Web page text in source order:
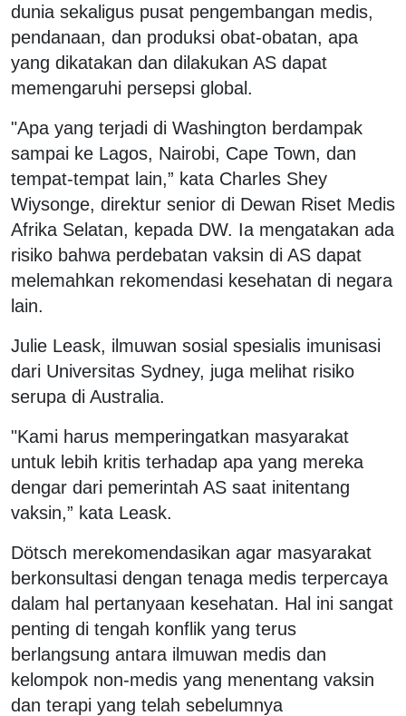
dunia sekaligus pusat pengembangan medis,
pendanaan, dan produksi obat-obatan, apa
yang dikatakan dan dilakukan AS dapat
memengaruhi persepsi global.
"Apa yang terjadi di Washington berdampak
sampai ke Lagos, Nairobi, Cape Town, dan
tempat-tempat lain,” kata Charles Shey
Wiysonge, direktur senior di Dewan Riset Medis
Afrika Selatan, kepada DW. Ia mengatakan ada
risiko bahwa perdebatan vaksin di AS dapat
melemahkan rekomendasi kesehatan di negara
lain.
Julie Leask, ilmuwan sosial spesialis imunisasi
dari Universitas Sydney, juga melihat risiko
serupa di Australia.
"Kami harus memperingatkan masyarakat
untuk lebih kritis terhadap apa yang mereka
dengar dari pemerintah AS saat initentang
vaksin,” kata Leask.
Dötsch merekomendasikan agar masyarakat
berkonsultasi dengan tenaga medis terpercaya
dalam hal pertanyaan kesehatan. Hal ini sangat
penting di tengah konflik yang terus
berlangsung antara ilmuwan medis dan
kelompok non-medis yang menentang vaksin
dan terapi yang telah sebelumnya